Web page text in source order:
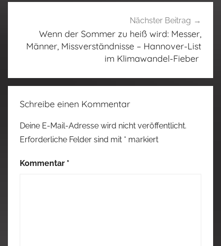
Nächster Beitrag
Wenn der Sommer zu heiß wird: Messer,
Männer, Missverständnisse – Hannover-List
im Klimawandel-Fieber
Schreibe einen Kommentar
Deine E-Mail-Adresse wird nicht veröffentlicht.
Erforderliche Felder sind mit * markiert
Kommentar *